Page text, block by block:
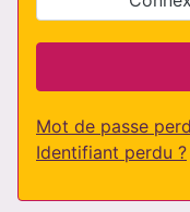
Mot de passe
Identifiant perdu ?